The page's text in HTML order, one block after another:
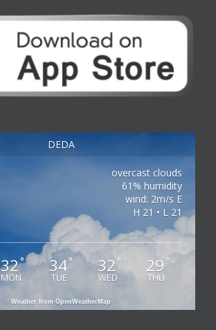
DEDA
overcast clouds
61% humidity
wind: 2m/s E
H 21 • L 21
32°
MON
34°
TUE
32 °
WED
29 °
THU
Weather from OpenWeatherMap